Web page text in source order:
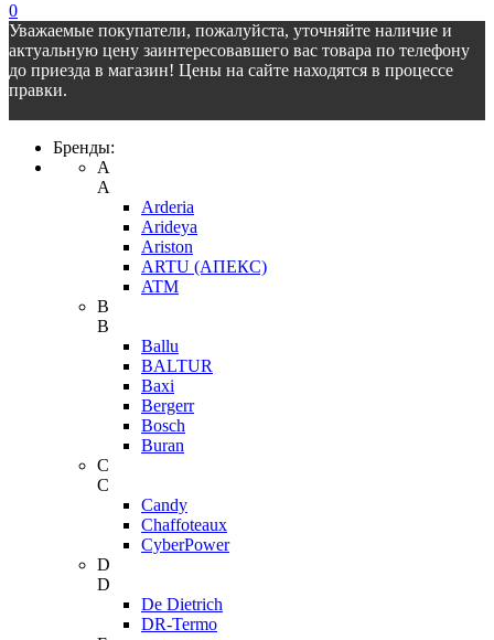
0
Уважаемые покупатели, пожалуйста, уточняйте наличие и
актуальную цену заинтересовавшего вас товара по телефону
до приезда в магазин! Цены на сайте находятся в процессе
правки.
Бренды:
A
A
Arderia
Arideya
Ariston
ARTU (АПЕКС)
ATM
B
B
Ballu
BALTUR
Baxi
Bergerr
Bosch
Buran
C
C
Candy
Chaffoteaux
CyberPower
D
D
De Dietrich
DR-Termo